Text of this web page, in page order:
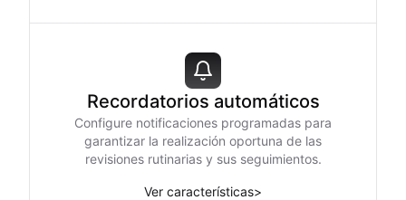
Recordatorios automáticos
Configure notificaciones programadas para
garantizar la realización oportuna de las
revisiones rutinarias y sus seguimientos.
Ver características>